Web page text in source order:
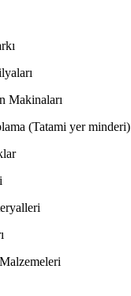
Makinaları
(Tatami yer minderi)